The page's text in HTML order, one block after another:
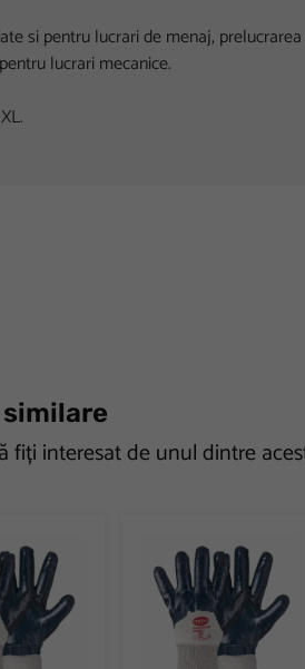
si pentru lucrari de menaj,
lucrari mecanice.
fiți interesat de unul dintre